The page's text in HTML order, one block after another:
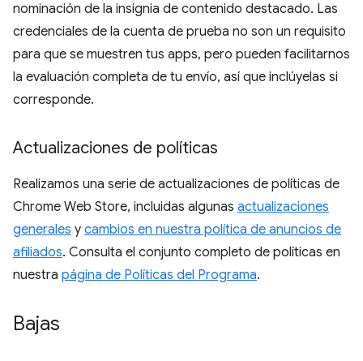
nominación de la insignia de contenido destacado. Las
credenciales de la cuenta de prueba no son un requisito
para que se muestren tus apps, pero pueden facilitarnos
la evaluación completa de tu envío, así que inclúyelas si
corresponde.
Actualizaciones de políticas
Realizamos una serie de actualizaciones de políticas de
Chrome Web Store, incluidas algunas actualizaciones
generales y cambios en nuestra política de anuncios de
afiliados. Consulta el conjunto completo de políticas en
nuestra página de Políticas del Programa.
Bajas